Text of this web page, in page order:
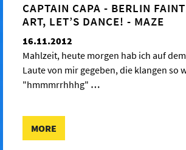
CAPTAIN CAPA - BERLIN
ART, LET’S DANCE! - MAZE
16.11.2012
Mahlzeit, heute morgen hab ich auf
Laute von mir gegeben, die klangen so
"hmmmrrhhhg" …
MORE